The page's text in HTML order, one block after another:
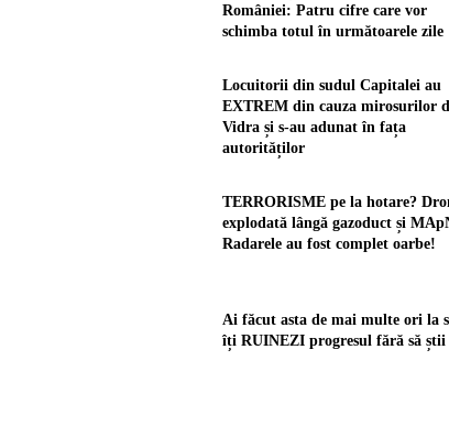
României: Patru cifre care vor
schimba totul în următoarele zile
Locuitorii din sudul Capitalei au
EXTREM din cauza mirosurilor
Vidra și s-au adunat în fața
autorităților
TERRORISME pe la hotare?
explodată lângă gazoduct și
Radarele au fost complet oarbe!
Ai făcut asta de mai multe ori la
îți RUINEZI progresul fără să știi